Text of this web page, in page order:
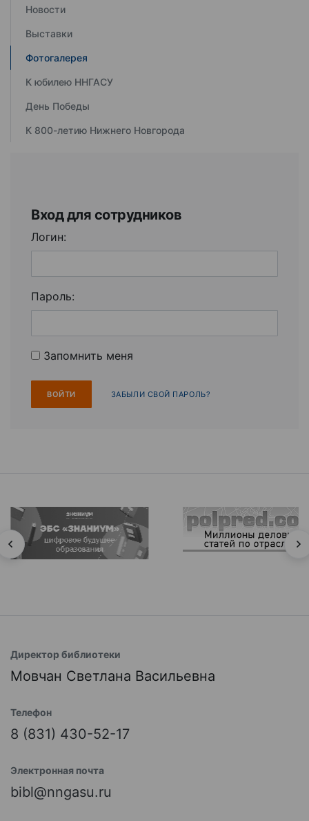
Новости
Выставки
Фотогалерея
К юбилею ННГАСУ
День Победы
К 800-летию Нижнего Новгорода
Вход для сотрудников
Логин:
Пароль:
Запомнить меня
ЗАБЫЛИ СВОЙ ПАРОЛЬ?
Директор библиотеки
Мовчан Светлана Васильевна
Телефон
8 (831) 430-52-17
Электронная почта
bibl@nngasu.ru